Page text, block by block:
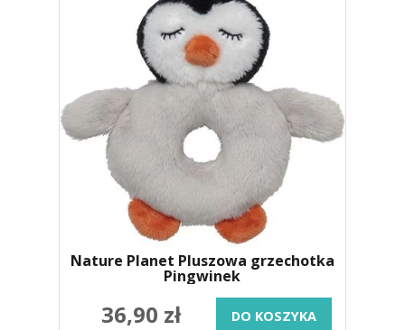
Nature Planet Pluszowa grzechotka
Pingwinek
36,90 zł DO KOSZYKA